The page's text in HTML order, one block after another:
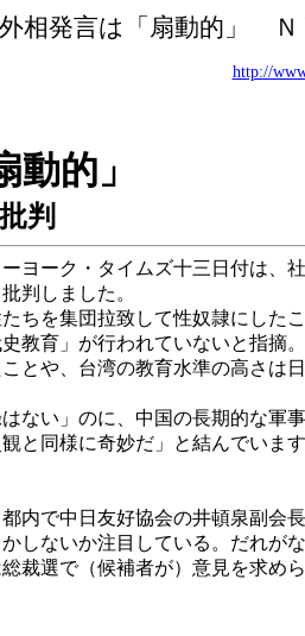
相発言は「扇動的」
http://
的」
判
ヨーク・タイムズ十三日付は、
判しました。
ちを集団拉致して性奴隷にした
教育」が行われていないと指摘
とや、台湾の教育水準の高さは
ない」のに、中国の長期的な軍
と同様に奇妙だ」と結んでいます
内で中日友好協会の井頓泉副会
しないか注目している。だれが
裁選で（候補者が）意見を求め